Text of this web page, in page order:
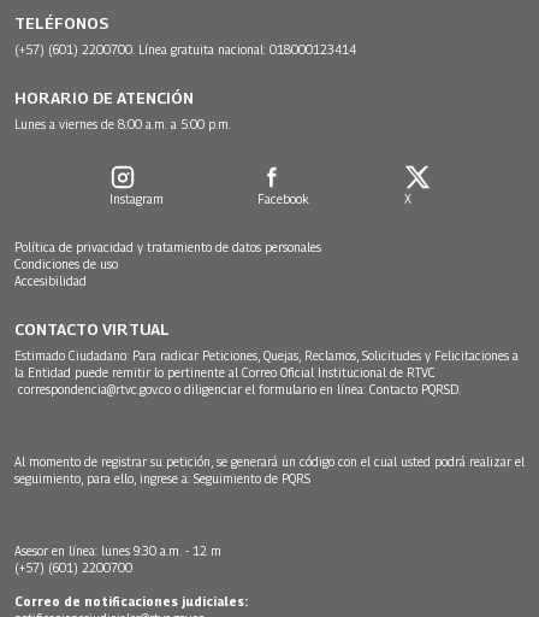
TELÉFONOS
(+57) (601) 2200700. Línea gratuita nacional: 018000123414
HORARIO DE ATENCIÓN
Lunes a viernes de 8:00 a.m. a 5:00 p.m.
Instagram Facebook X
Política de privacidad y tratamiento de datos personales
Condiciones de uso
Accesibilidad
CONTACTO VIRTUAL
Estimado Ciudadano: Para radicar Peticiones, Quejas, Reclamos, Solicitudes y Felicitaciones a
la Entidad puede remitir lo pertinente al Correo Oficial Institucional de RTVC
correspondencia@rtvc.gov.co o diligenciar el formulario en línea: Contacto PQRSD.
Al momento de registrar su petición, se generará un código con el cual usted podrá realizar el
seguimiento, para ello, ingrese a: Seguimiento de PQRS
Asesor en línea: lunes 9:30 a.m. - 12 m
(+57) (601) 2200700
Correo de notificaciones judiciales: